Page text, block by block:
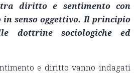
diritto e sentimento con
senso oggettivo. Il principio
dottrine sociologiche ed
e diritto vanno indagati